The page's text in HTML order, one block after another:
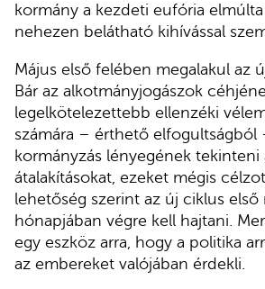
kormány a kezdeti eufória
nehezen belátható kihívással
Május első felében megalakul az
Bár az alkotmányjogászok
legelkötelezettebb ellenzéki
számára – érthető elfogultságból
kormányzás lényegének tekinteni
átalakításokat, ezeket mégis
lehetőség szerint az új ciklus első
hónapjában végre kell hajtani.
egy eszköz arra, hogy a politika
az embereket valójában érdekli.